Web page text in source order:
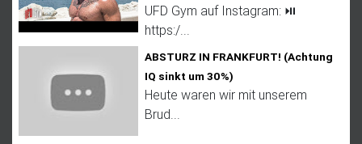
UFD Gym auf Instagram: ⏯
https:/...
ABSTURZ IN FRANKFURT! (Achtung
IQ sinkt um 30%)
Heute waren wir mit unserem
Brud...